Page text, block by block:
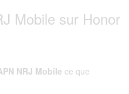
Mobile sur Honor
NRJ Mobile ce que